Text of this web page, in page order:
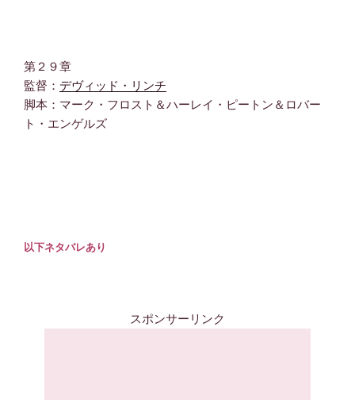
第２９章
監督： デヴィッド・リンチ
脚本：マーク・フロスト＆ハーレイ・ピートン＆ロバー
ト・エンゲルズ
以下ネタバレあり
スポンサーリンク